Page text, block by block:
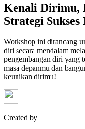
Kenali Dirimu,
Strategi
Workshop ini dirancang
diri secara mendalam
pengembangan diri yang
masa depanmu dan
keunikan dirimu!
Created by